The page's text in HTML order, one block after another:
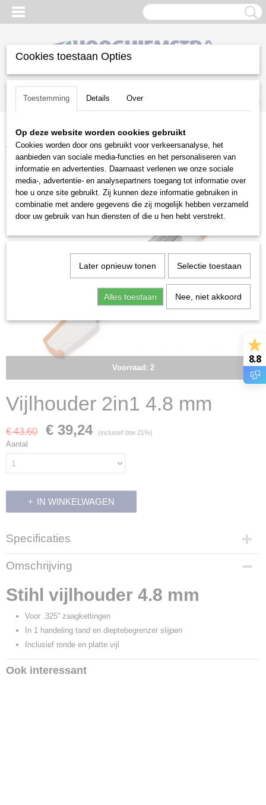
Inloggen Registreren
(0)
Home >Snoeien en Zagen> Kettingzagen | toebehoren
vijlsets>Stihl>Vijlhouder 2in1 4.8 mm
Voorraad: 2
Vijlhouder 2in1 4.8 mm
€ 43,60 € 39,24 (inclusief btw 21%)
Aantal
IN WINKELWAGEN
Specificaties
Productcode
2229
EAN code
795711424244
Productcode leverancier
Omschrijving
Stihl vijlhouder 4.8 mm
Voor .325'' zaagkettingen
In 1 handeling tand en dieptebegrenzer slijpen
Inclusief ronde en platte vijl
Ook interessant
8.8
Cookies toestaan Opties
Toestemming Details Over
Op deze website worden cookies gebruikt
Cookies worden door ons gebruikt voor verkeersanalyse, het
aanbieden van sociale media-functies en het personaliseren van
informatie en advertenties. Daarnaast verlenen we onze sociale
media-, advertentie- en analysepartners toegang tot informatie over
hoe u onze site gebruikt. Zij kunnen deze informatie gebruiken in
combinatie met andere gegevens die zij mogelijk hebben verzameld
door uw gebruik van hun diensten of die u hen hebt verstrekt.
Later opnieuw tonen Selectie toestaan
Alles toestaan Nee, niet akkoord